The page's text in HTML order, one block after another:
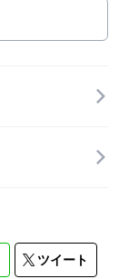
ツイート